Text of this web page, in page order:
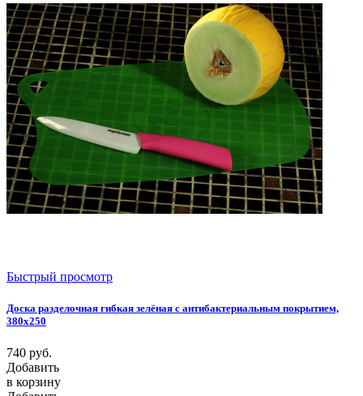
Быстрый просмотр
Доска разделочная гибкая зелёная с антибактериальным покрытием,
380х250
740 руб.
Добавить
в корзину